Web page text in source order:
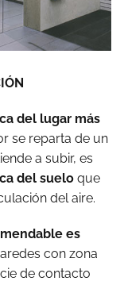
del lugar más
se reparta de un
a subir, es
del suelo que
del aire.
es
con zona
de contacto